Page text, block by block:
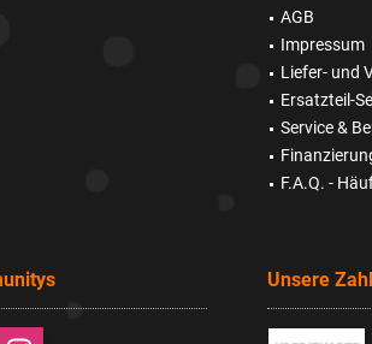
AGB
Impressum
Liefer- und
Ersatzteil-
Service &
F.A.Q. -
Unsere